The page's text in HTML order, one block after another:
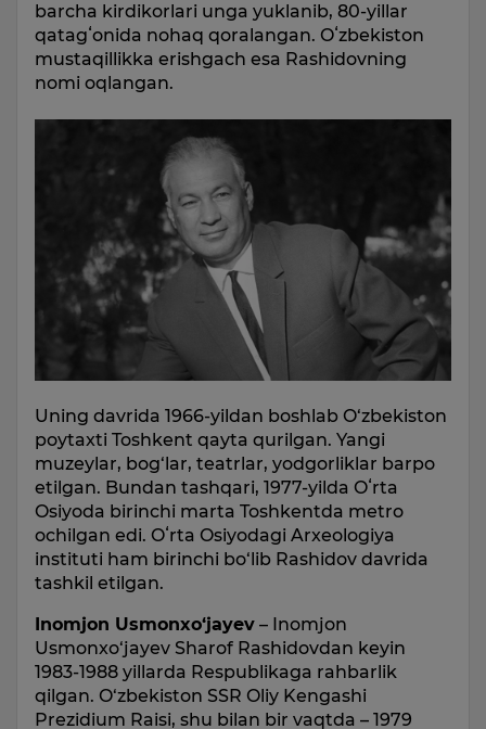
barcha kirdikorlari unga yuklanib, 80-yillar
qatagʻonida nohaq qoralangan. Oʻzbekiston
mustaqillikka erishgach esa Rashidovning
nomi oqlangan.
Uning davrida 1966-yildan boshlab O‘zbekiston
poytaxti Toshkent qayta qurilgan. Yangi
muzeylar, bog‘lar, teatrlar, yodgorliklar barpo
etilgan. Bundan tashqari, 1977-yilda Oʻrta
Osiyoda birinchi marta Toshkentda metro
ochilgan edi. Oʻrta Osiyodagi Arxeologiya
instituti ham birinchi bo‘lib Rashidov davrida
tashkil etilgan.
Inomjon Usmonxo‘jayev – Inomjon
Usmonxo‘jayev Sharof Rashidovdan keyin
1983-1988 yillarda Respublikaga rahbarlik
qilgan. O‘zbekiston SSR Oliy Kengashi
Prezidium Raisi, shu bilan bir vaqtda – 1979